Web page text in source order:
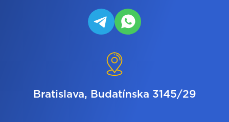
Bratislava, Budatínska 3145/29